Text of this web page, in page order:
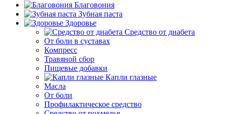
Благовония
Зубная паста
Здоровье
Средство от диабета
От боли в суставах
Компресс
Травяной сбор
Пищевые добавки
Капли глазные
Масла
От боли
Профилактическое средство